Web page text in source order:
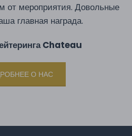
от мероприятия. Довольные
главная награда.
Chateau
О НАС